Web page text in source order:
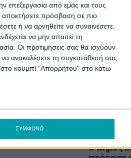
επεξεργασία από εμάς και τους
αποκτήσετε πρόσβαση σε πιο
ή να αρνηθείτε να συναινέσετε.
να μην απαιτεί τη
Οι προτιμήσεις σας θα ισχύουν
να ανακαλέσετε τη συγκατάθεσή σας
στο κουμπί "Απορρήτου" στο κάτω
ΣΥΜΦΩΝΩ
Δήμος
Ο Δήμος